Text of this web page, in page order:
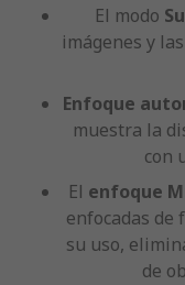
El modo
imágenes y
Enfoque
muestra la
con
El enfoque
enfocadas de
su uso,
de